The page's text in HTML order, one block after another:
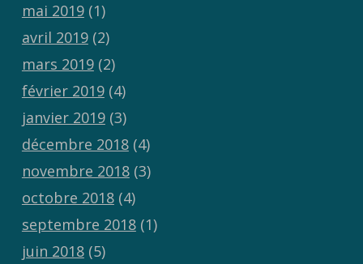
mai 2019(1)
avril 2019(2)
mars 2019(2)
février 2019(4)
janvier 2019(3)
décembre 2018(4)
novembre 2018(3)
octobre 2018(4)
septembre 2018(1)
juin 2018(5)